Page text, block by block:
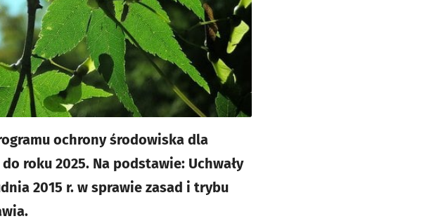
ochrony środowiska dla
roku 2025. Na podstawie: Uchwały
2015 r. w sprawie zasad i trybu